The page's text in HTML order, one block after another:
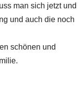
man sich jetzt und
und auch die noch
schönen und